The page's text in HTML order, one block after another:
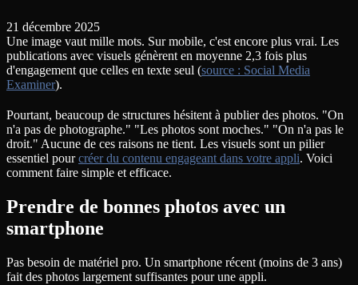
21 décembre 2025
Une image vaut mille mots. Sur mobile, c'est encore plus vrai. Les
publications avec visuels génèrent en moyenne 2,3 fois plus
d'engagement que celles en texte seul (source : Social Media
Examiner).
Pourtant, beaucoup de structures hésitent à publier des photos. "On
n'a pas de photographe." "Les photos sont moches." "On n'a pas le
droit." Aucune de ces raisons ne tient. Les visuels sont un pilier
essentiel pourcréer du contenu engageant dans votre appli. Voici
comment faire simple et efficace.
Prendre de bonnes photos avec un
smartphone
Pas besoin de matériel pro. Un smartphone récent (moins de 3 ans)
fait des photos largement suffisantes pour une appli.